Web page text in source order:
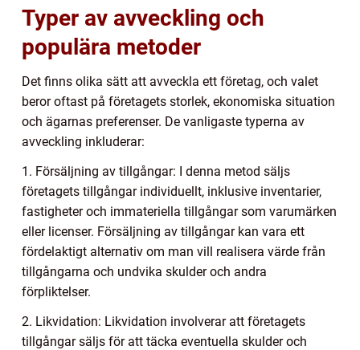
Typer av avveckling och
populära metoder
Det finns olika sätt att avveckla ett företag, och valet
beror oftast på företagets storlek, ekonomiska situation
och ägarnas preferenser. De vanligaste typerna av
avveckling inkluderar:
1. Försäljning av tillgångar: I denna metod säljs
företagets tillgångar individuellt, inklusive inventarier,
fastigheter och immateriella tillgångar som varumärken
eller licenser. Försäljning av tillgångar kan vara ett
fördelaktigt alternativ om man vill realisera värde från
tillgångarna och undvika skulder och andra
förpliktelser.
2. Likvidation: Likvidation involverar att företagets
tillgångar säljs för att täcka eventuella skulder och